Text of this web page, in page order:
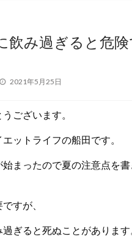
飲み過ぎると危険
投
2021年5月25日
ございます。
ットライフの船田です。
始まったので夏の注意点を
すが、
ぎると死ぬことがあります